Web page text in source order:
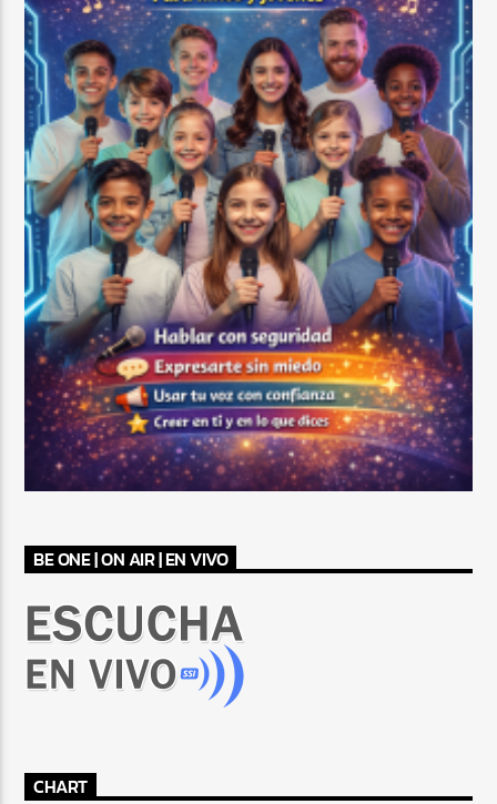
BE ONE | ON AIR | EN VIVO
CHART